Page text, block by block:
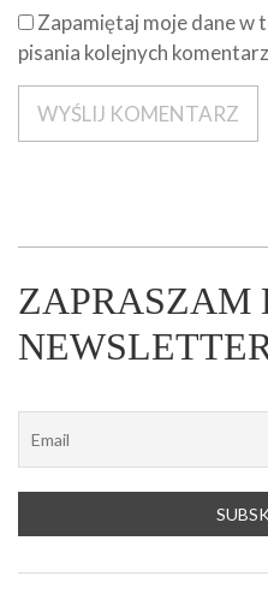
Zapamiętaj moje dane w
pisania kolejnych
ZAPRASZAM